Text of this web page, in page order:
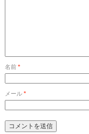
名前 *
メール *